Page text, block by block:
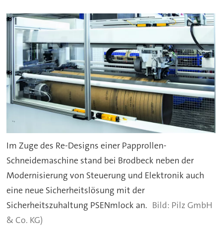
Im Zuge des Re-Designs einer Papprollen-
Schneidemaschine stand bei Brodbeck neben der
Modernisierung von Steuerung und Elektronik auch
eine neue Sicherheitslösung mit der
Sicherheitszuhaltung PSENmlock an.
Pilz GmbH
& Co. KG)